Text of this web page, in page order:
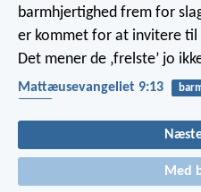
barmhjertighed frem for
er kommet for at invitere til
Det mener de ‚frelste’ jo
Mattæusevangeliet 9:13
Med